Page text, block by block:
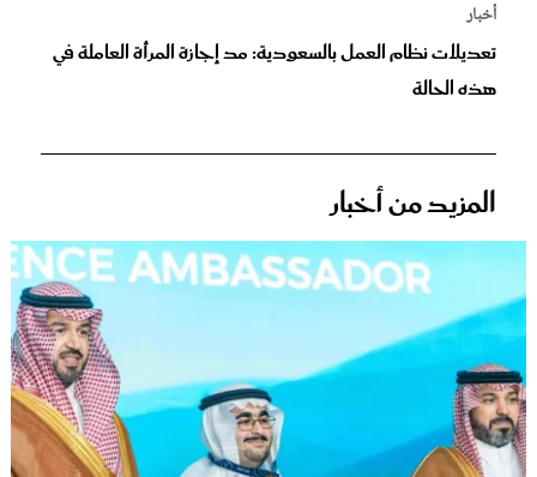
أخبار
تعديلات نظام العمل بالسعودية: مد إجازة المرأة العاملة في
هذه الحالة
المزيد من أخبار